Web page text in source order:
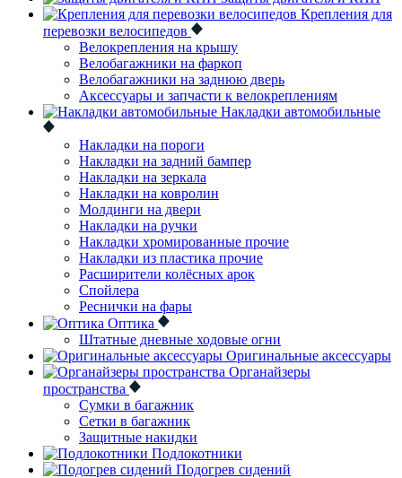
Крепления для
перевозки велосипедов
Велокрепления на крышу
Велобагажники на фаркоп
Велобагажники на заднюю дверь
Аксессуары и запчасти к велокреплениям
Накладки автомобильные
Накладки на пороги
Накладки на задний бампер
Накладки на зеркала
Накладки на ковролин
Молдинги на двери
Накладки на ручки
Накладки хромированные прочие
Накладки из пластика прочие
Расширители колёсных арок
Спойлера
Реснички на фары
Оптика
Штатные дневные ходовые огни
Оригинальные аксессуары
Органайзеры
пространства
Сумки в багажник
Сетки в багажник
Защитные накидки
Подлокотники
Подогрев сидений